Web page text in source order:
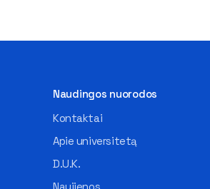
Naudingos nuorodos
Kontaktai
Apie universitetą
D.U.K.